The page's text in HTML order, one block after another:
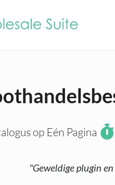
op Eén Pagina
"Geweldige plugin